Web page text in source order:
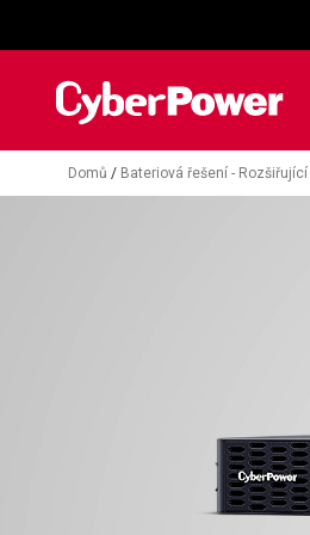
Domů / Bateriová řešení -